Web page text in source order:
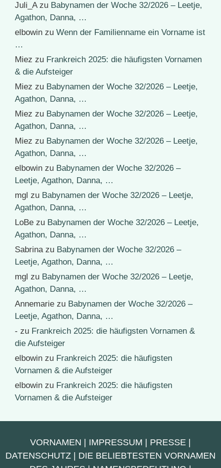
Juli_Azu Babynamen der Woche 32/2026 – Leetje,
Agathon, Danna, …
elbowin zu Wenn der Familienname ein Vorname ist
…
Miez zu Frankreich 2025: die häufigsten Vornamen
& die Aufsteiger
Miez zu Babynamen der Woche 32/2026 – Leetje,
Agathon, Danna, …
Miez zu Babynamen der Woche 32/2026 – Leetje,
Agathon, Danna, …
Miez zu Babynamen der Woche 32/2026 – Leetje,
Agathon, Danna, …
elbowin zu Babynamen der Woche 32/2026 –
Leetje, Agathon, Danna, …
mgl zu Babynamen der Woche 32/2026 – Leetje,
Agathon, Danna, …
LoBe zu Babynamen der Woche 32/2026 – Leetje,
Agathon, Danna, …
Sabrinazu Babynamen der Woche 32/2026 –
Leetje, Agathon, Danna, …
mgl zu Babynamen der Woche 32/2026 – Leetje,
Agathon, Danna, …
Annemarie zu Babynamen der Woche 32/2026 –
Leetje, Agathon, Danna, …
- zu Frankreich 2025: die häufigsten Vornamen &
die Aufsteiger
elbowin zu Frankreich 2025: die häufigsten
Vornamen & die Aufsteiger
elbowin zu Frankreich 2025: die häufigsten
Vornamen & die Aufsteiger
VORNAMEN IMPRESSUM PRESSE
DATENSCHUTZ
DIE BELIEBTESTEN VORNAMEN